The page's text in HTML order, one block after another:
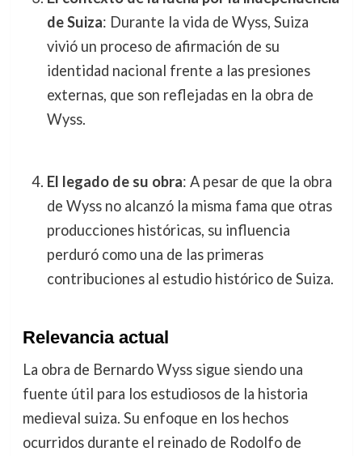
de Suiza: Durante la vida de Wyss, Suiza
vivió un proceso de afirmación de su
identidad nacional frente a las presiones
externas, que son reflejadas en la obra de
Wyss.
El legado de su obra: A pesar de que la obra
de Wyss no alcanzó la misma fama que otras
producciones históricas, su influencia
perduró como una de las primeras
contribuciones al estudio histórico de Suiza.
Relevancia actual
La obra de Bernardo Wyss sigue siendo una
fuente útil para los estudiosos de la historia
medieval suiza. Su enfoque en los hechos
ocurridos durante el reinado de Rodolfo de